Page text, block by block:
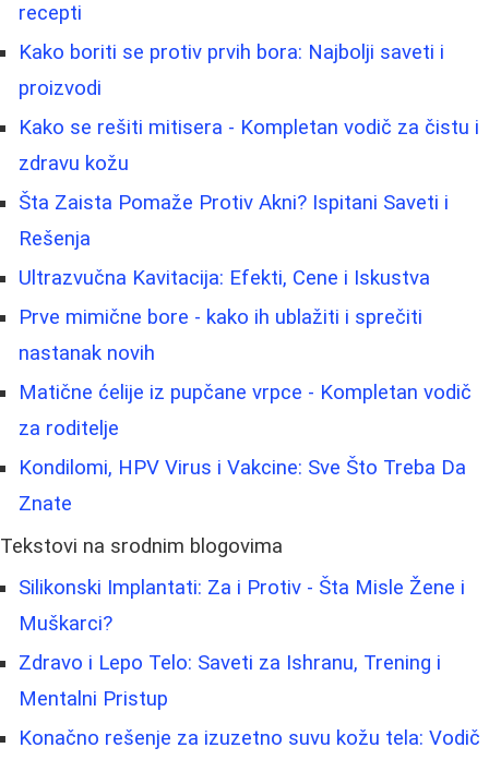
recepti
Kako boriti se protiv prvih bora: Najbolji saveti i
proizvodi
Kako se rešiti mitisera - Kompletan vodič za čistu i
zdravu kožu
Šta Zaista Pomaže Protiv Akni? Ispitani Saveti i
Rešenja
Ultrazvučna Kavitacija: Efekti, Cene i Iskustva
Prve mimične bore - kako ih ublažiti i sprečiti
nastanak novih
Matične ćelije iz pupčane vrpce - Kompletan vodič
za roditelje
Kondilomi, HPV Virus i Vakcine: Sve Što Treba Da
Znate
Tekstovi na srodnim blogovima
Silikonski Implantati: Za i Protiv - Šta Misle Žene i
Muškarci?
Zdravo i Lepo Telo: Saveti za Ishranu, Trening i
Mentalni Pristup
Konačno rešenje za izuzetno suvu kožu tela: Vodič